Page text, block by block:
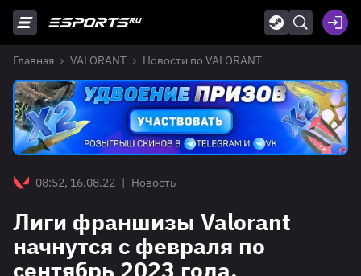
Главная VALORANT Новости по VALORANT
08:52, 16.08.22 | Новость
Лиги франшизы Valorant
начнутся с февраля по